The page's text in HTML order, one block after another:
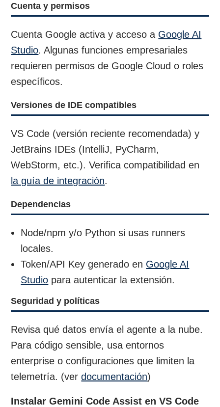
Cuenta y permisos
Cuenta Google activa y acceso a Google AI
Studio. Algunas funciones empresariales
requieren permisos de Google Cloud o roles
específicos.
Versiones de IDE compatibles
VS Code (versión reciente recomendada) y
JetBrains IDEs (IntelliJ, PyCharm,
WebStorm, etc.). Verifica compatibilidad en
la guía de integración.
Dependencias
Node/npm y/o Python si usas runners
locales.
Token/API Key generado en Google AI
Studio para autenticar la extensión.
Seguridad y políticas
Revisa qué datos envía el agente a la nube.
Para código sensible, usa entornos
enterprise o configuraciones que limiten la
telemetría. (verdocumentación)
Instalar Gemini Code Assist en VS Code